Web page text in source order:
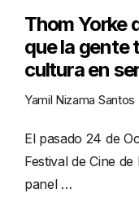
Thom Yorke
que la gente
cultura en
Yamil Nizama Santos
El pasado 24 de
Festival de Cine
panel …